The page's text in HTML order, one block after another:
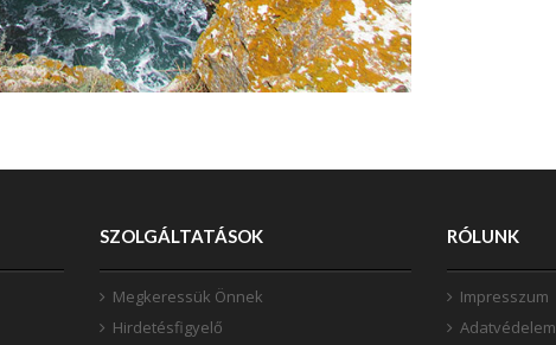
SZOLGÁLTATÁSOK
Megkeressük Önnek
Hirdetésfigyelő
RÓLUNK
Impresszum
Adatvédelem